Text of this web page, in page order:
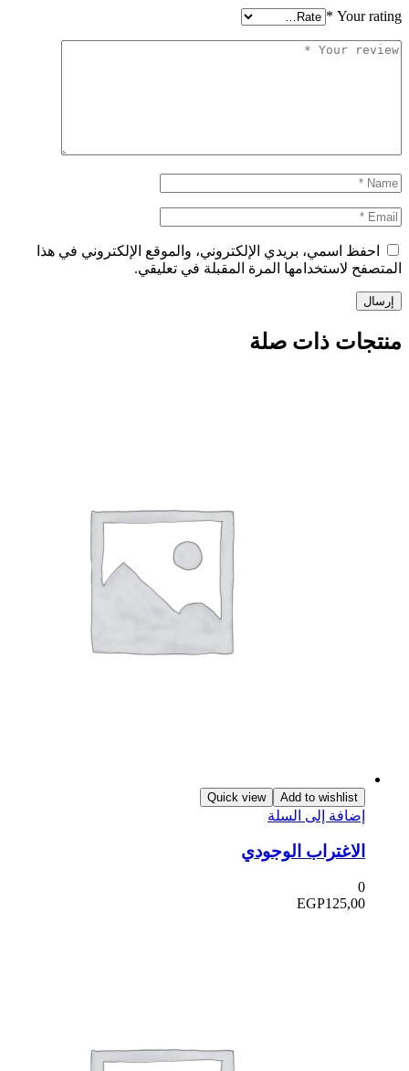
*
اسمي، بريدي الإلكتروني، والموقع الإلكتروني في هذا
لاستخدامها المرة المقبلة في تعليقي.
ذات صلة
Add to wishlist
Quick view
إلى السلة
الوجودي
EGP